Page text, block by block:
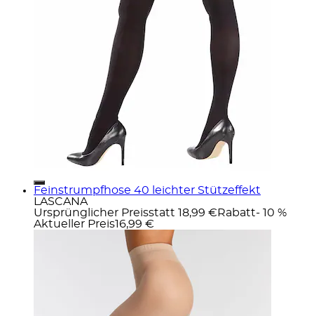
Feinstrumpfhose 40 leichter Stützeffekt
LASCANA
Ursprünglicher Preisstatt 18,99 € Rabatt- 10 %
Aktueller Preis16,99 €